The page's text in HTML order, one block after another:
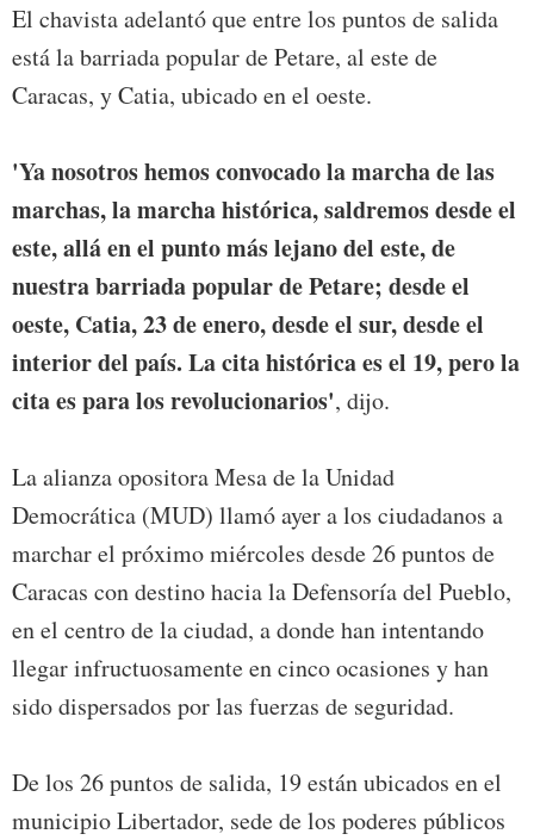
El chavista adelantó que entre los puntos de salida
está la barriada popular de Petare, al este de
Caracas, y Catia, ubicado en el oeste.
'Ya nosotros hemos convocado la marcha de las
marchas, la marcha histórica, saldremos desde el
este, allá en el punto más lejano del este, de
nuestra barriada popular de Petare; desde el
oeste, Catia, 23 de enero, desde el sur, desde el
interior del país. La cita histórica es el 19, pero la
cita es para los revolucionarios', dijo.
La alianza opositora Mesa de la Unidad
Democrática (MUD) llamó ayer a los ciudadanos a
marchar el próximo miércoles desde 26 puntos de
Caracas con destino hacia la Defensoría del Pueblo,
en el centro de la ciudad, a donde han intentando
llegar infructuosamente en cinco ocasiones y han
sido dispersados por las fuerzas de seguridad.
De los 26 puntos de salida, 19 están ubicados en el
municipio Libertador, sede de los poderes públicos